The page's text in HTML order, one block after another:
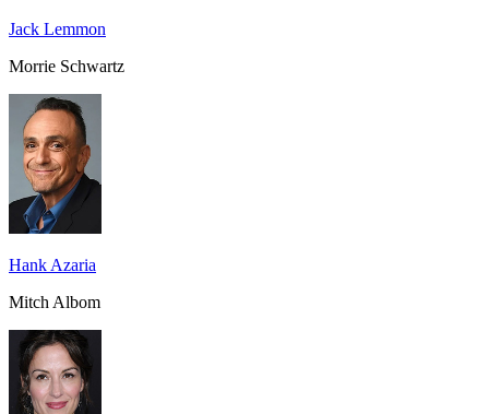
Jack Lemmon
Morrie Schwartz
Hank Azaria
Mitch Albom